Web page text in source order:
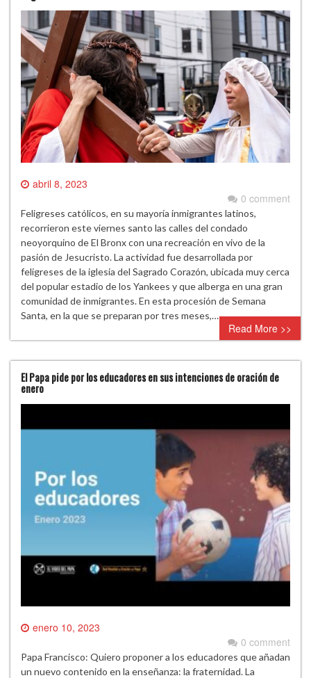
abril 8, 2023
0 comment
Feligreses católicos, en su mayoría inmigrantes latinos,
recorrieron este viernes santo las calles del condado
neoyorquino de El Bronx con una recreación en vivo de la
pasión de Jesucristo. La actividad fue desarrollada por
feligreses de la iglesia del Sagrado Corazón, ubicada muy cerca
del popular estadio de los Yankees y que alberga en una gran
comunidad de inmigrantes. En esta procesión de Semana
Santa, en la que se preparan por tres meses,…
Read More >>
El Papa pide por los educadores en sus intenciones de oración de
enero
enero 10, 2023
0 comment
Papa Francisco: Quiero proponer a los educadores que añadan
un nuevo contenido en la enseñanza: la fraternidad. La